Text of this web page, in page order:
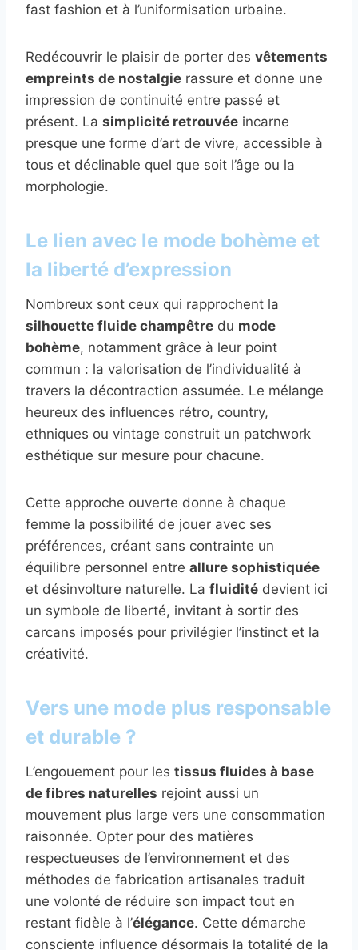
fast fashion et à l’uniformisation urbaine.
Redécouvrir le plaisir de porter des vêtements
empreints de nostalgie rassure et donne une
impression de continuité entre passé et
présent. La simplicité retrouvée incarne
presque une forme d’art de vivre, accessible à
tous et déclinable quel que soit l’âge ou la
morphologie.
Le lien avec le mode bohème et
la liberté d’expression
Nombreux sont ceux qui rapprochent la
silhouette fluide champêtre du mode
bohème, notamment grâce à leur point
commun : la valorisation de l’individualité à
travers la décontraction assumée. Le mélange
heureux des influences rétro, country,
ethniques ou vintage construit un patchwork
esthétique sur mesure pour chacune.
Cette approche ouverte donne à chaque
femme la possibilité de jouer avec ses
préférences, créant sans contrainte un
équilibre personnel entre allure sophistiquée
et désinvolture naturelle. La fluidité devient ici
un symbole de liberté, invitant à sortir des
carcans imposés pour privilégier l’instinct et la
créativité.
Vers une mode plus responsable
et durable ?
L’engouement pour les tissus fluides à base
de fibres naturelles rejoint aussi un
mouvement plus large vers une consommation
raisonnée. Opter pour des matières
respectueuses de l’environnement et des
méthodes de fabrication artisanales traduit
une volonté de réduire son impact tout en
restant fidèle à l’élégance. Cette démarche
consciente influence désormais la totalité de la